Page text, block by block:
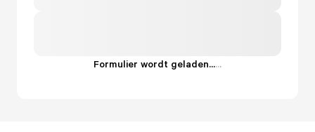
Formulier wordt geladen......